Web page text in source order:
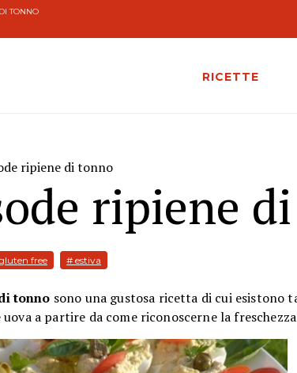
TONNO
RICETTE
ripiene di tonno
ripiene
free # estiva
tonno sono una gustosa ricetta di cui esistono
a partire da come riconoscerne la